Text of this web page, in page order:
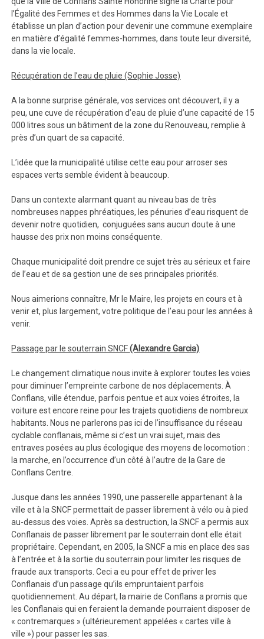
l’Égalité des Femmes et des Hommes dans la Vie Locale et
établisse un plan d’action pour devenir une commune exemplaire
en matière d’égalité femmes-hommes, dans toute leur diversité,
dans la vie locale.
Récupération de l’eau de pluie (Sophie Josse)
A la bonne surprise générale, vos services ont découvert, il y a
peu, une cuve de récupération d’eau de pluie d’une capacité de 15
000 litres sous un bâtiment de la zone du Renouveau, remplie à
près d’un quart de sa capacité.
L’idée que la municipalité utilise cette eau pour arroser ses
espaces verts semble évident à beaucoup.
Dans un contexte alarmant quant au niveau bas de très
nombreuses nappes phréatiques, les pénuries d’eau risquent de
devenir notre quotidien, conjuguées sans aucun doute à une
hausse des prix non moins conséquente.
Chaque municipalité doit prendre ce sujet très au sérieux et faire
de l’eau et de sa gestion une de ses principales priorités.
Nous aimerions connaître, Mr le Maire, les projets en cours et à
venir et, plus largement, votre politique de l’eau pour les années à
venir.
Passage par le souterrain SNCF(Alexandre Garcia)
Le changement climatique nous invite à explorer toutes les voies
pour diminuer l’empreinte carbone de nos déplacements. À
Conflans, ville étendue, parfois pentue et aux voies étroites, la
voiture est encore reine pour les trajets quotidiens de nombreux
habitants. Nous ne parlerons pas ici de l’insuffisance du réseau
cyclable conflanais, même si c’est un vrai sujet, mais des
entraves posées au plus écologique des moyens de locomotion :
la marche, en l’occurrence d’un côté à l’autre de la Gare de
Conflans Centre.
Jusque dans les années 1990, une passerelle appartenant à la
ville et à la SNCF permettait de passer librement à vélo ou à pied
au-dessus des voies. Après sa destruction, la SNCF a permis aux
Conflanais de passer librement par le souterrain dont elle était
propriétaire. Cependant, en 2005, la SNCF a mis en place des sas
à l’entrée et à la sortie du souterrain pour limiter les risques de
fraude aux transports. Ceci a eu pour effet de priver les
Conflanais d’un passage qu’ils empruntaient parfois
quotidiennement. Au départ, la mairie de Conflans a promis que
les Conflanais qui en feraient la demande pourraient disposer de
« contremarques » (ultérieurement appelées « cartes ville à
ville ») pour passer les sas.